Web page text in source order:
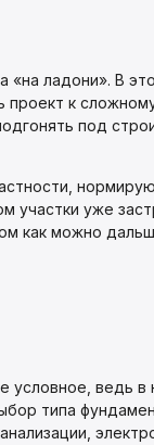
«на ладони». В
к
под
уже
как можно
ведь
типа